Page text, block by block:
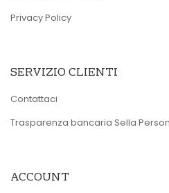
Privacy Policy
SERVIZIO CLIENTI
Contattaci
Trasparenza bancaria Sella
ACCOUNT